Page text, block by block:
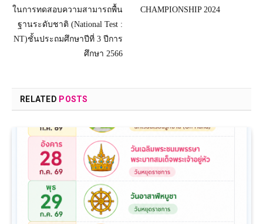
ในการทดสอบความสามารถพื้น
ฐานระดับชาติ (National Test :
NT)ชั้นประถมศึกษาปีที่ 3 ปีการ
ศึกษา 2566
CHAMPIONSHIP 2024
RELATED POSTS